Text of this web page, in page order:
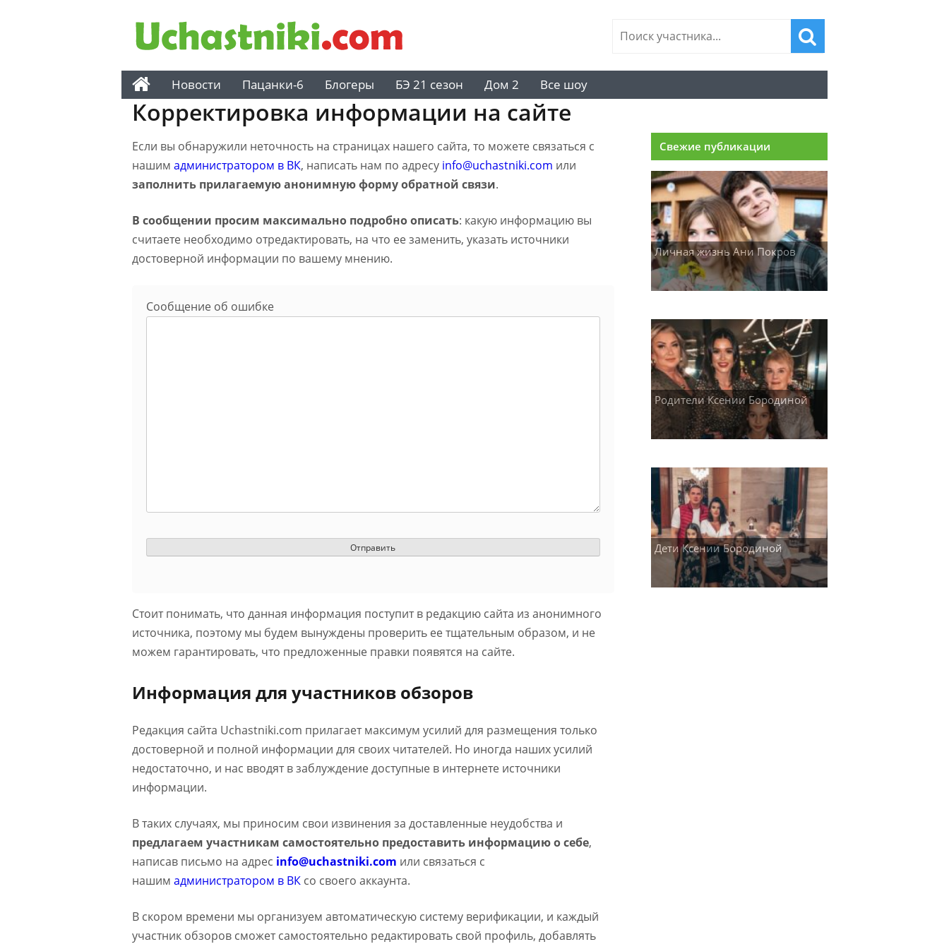
Новости Пацанки-6 Блогеры БЭ 21 сезон Дом 2 Все шоу
Корректировка информации на сайте
Если вы обнаружили неточность на страницах нашего сайта, то можете связаться с
нашим администратором в ВК, написать нам по адресу info@uchastniki.com или
заполнить прилагаемую анонимную форму обратной связи.
В сообщении просим максимально подробно описать: какую информацию вы
считаете необходимо отредактировать, на что ее заменить, указать источники
достоверной информации по вашему мнению.
Сообщение об ошибке
Стоит понимать, что данная информация поступит в редакцию сайта из анонимного
источника, поэтому мы будем вынуждены проверить ее тщательным образом, и не
можем гарантировать, что предложенные правки появятся на сайте.
Информация для участников обзоров
Редакция сайта Uchastniki.com прилагает максимум усилий для размещения только
достоверной и полной информации для своих читателей. Но иногда наших усилий
недостаточно, и нас вводят в заблуждение доступные в интернете источники
информации.
В таких случаях, мы приносим свои извинения за доставленные неудобства и
предлагаем участникам самостоятельно предоставить информацию о себе,
написав письмо на адрес info@uchastniki.com или связаться с
нашим администратором в ВК со своего аккаунта.
В скором времени мы организуем автоматическую систему верификации, и каждый
участник обзоров сможет самостоятельно редактировать свой профиль, добавлять
Свежие публикации
Личная жизнь Ани Покров
Родители Ксении Бородиной
Дети Ксении Бородиной